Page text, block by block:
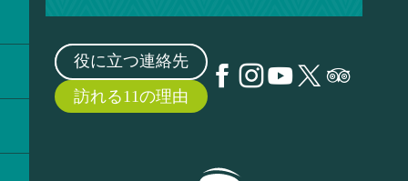
役に立つ連絡先
訪れる11の理由